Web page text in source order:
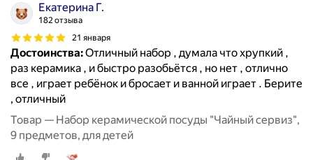
Екатерина Г.
182 отзыва
21 января
Достоинства:Отличный набор , думала что хрупкий ,
раз керамика , и быстро разобьётся , но нет , отлично
все , играет ребёнок и бросает и ванной играет . Берите
, отличный
Товар — Набор керамической посуды "Чайный сервиз",
9 предметов, для детей